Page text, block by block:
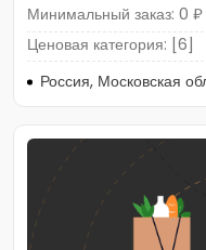
Минимальный заказ: 0 ₽
Ценовая категория: [6]
Россия, Московская